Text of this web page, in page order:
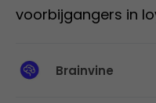
voorbijgangers in
Brainvine